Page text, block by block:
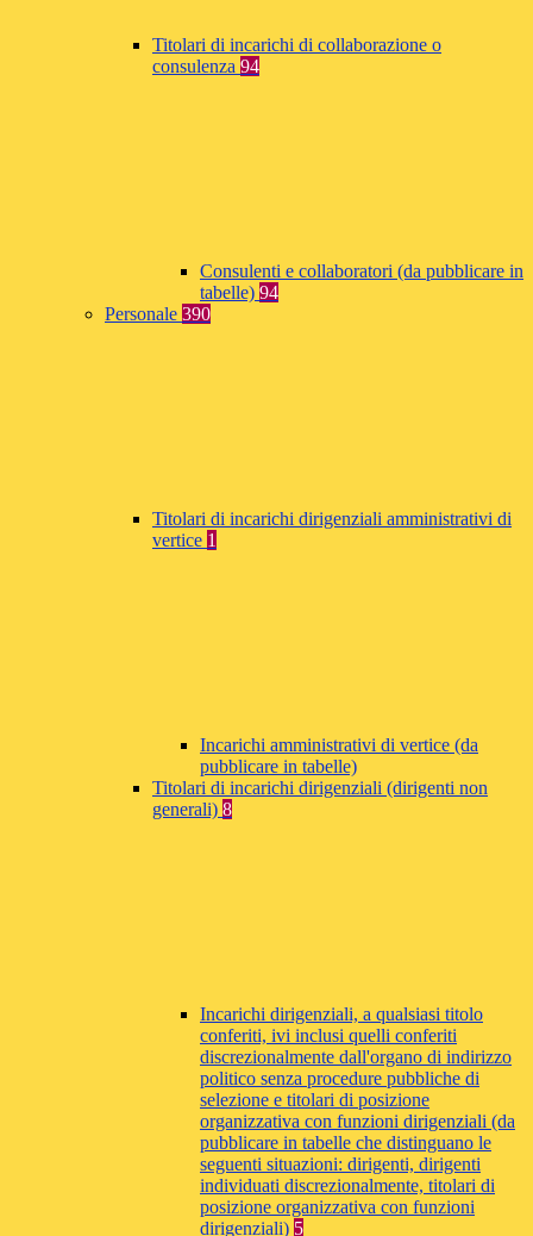
Titolari di incarichi di collaborazione o
consulenza 94
Consulenti e collaboratori (da pubblicare in
tabelle) 94
Personale 390
Titolari di incarichi dirigenziali amministrativi di
vertice 1
Incarichi amministrativi di vertice (da
pubblicare in tabelle)
Titolari di incarichi dirigenziali (dirigenti non
generali) 8
Incarichi dirigenziali, a qualsiasi titolo
conferiti, ivi inclusi quelli conferiti
discrezionalmente dall'organo di indirizzo
politico senza procedure pubbliche di
selezione e titolari di posizione
organizzativa con funzioni dirigenziali (da
pubblicare in tabelle che distinguano le
seguenti situazioni: dirigenti, dirigenti
individuati discrezionalmente, titolari di
posizione organizzativa con funzioni
dirigenziali) 5